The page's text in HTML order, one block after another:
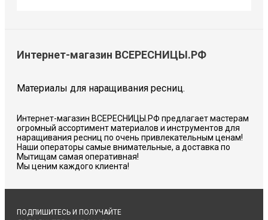
Интернет-магазин ВСЕРЕСНИЦЫ.РФ
Материалы для наращивания ресниц.
Интернет-магазин ВСЕРЕСНИЦЫ.РФ предлагает мастерам
огромный ассортимент материалов и инструментов для
наращивания ресниц по очень привлекательным ценам!
Наши операторы самые внимательные, а доставка по
Мытищам самая оперативная!
Мы ценим каждого клиента!
ПОДПИШИТЕСЬ И ПОЛУЧАЙТЕ